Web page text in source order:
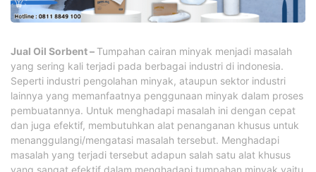
Jual Oil Sorbent –Tumpahan cairan minyak menjadi masalah
yang sering kali terjadi pada berbagai industri di indonesia.
Seperti industri pengolahan minyak, ataupun sektor industri
lainnya yang memanfaatnya penggunaan minyak dalam proses
pembuatannya. Untuk menghadapi masalah ini dengan cepat
dan juga efektif, membutuhkan alat penanganan khusus untuk
menanggulangi/mengatasi masalah tersebut. Menghadapi
masalah yang terjadi tersebut adapun salah satu alat khusus